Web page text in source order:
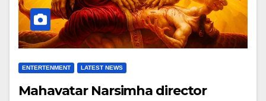
ENTERTENMENT LATEST NEWS
Mahavatar Narsimha director